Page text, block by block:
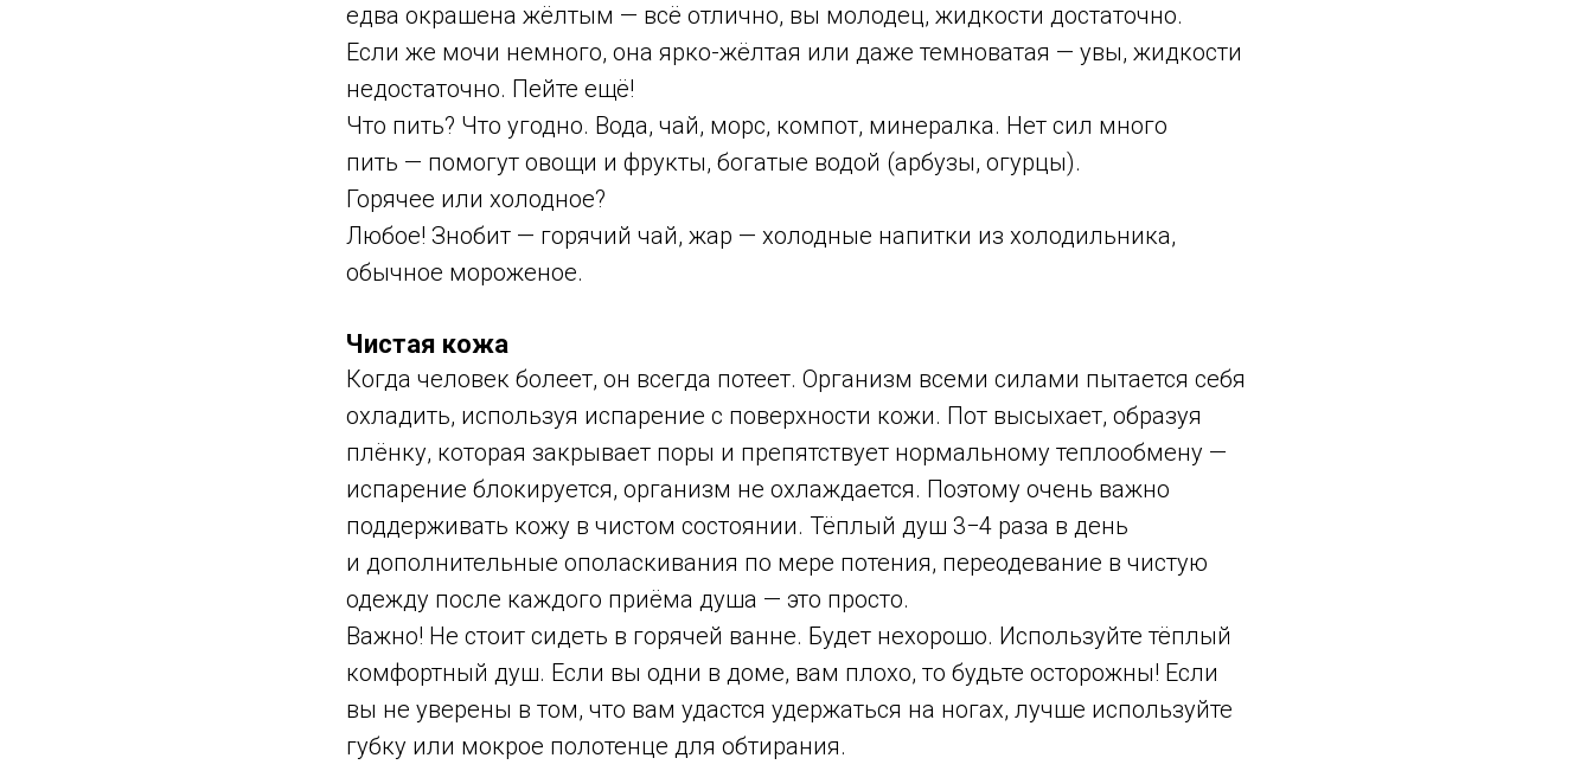
едва окрашена жёлтым — всё отлично, вы молодец, жидкости достаточно.
Если же мочи немного, она ярко-жёлтая или даже темноватая — увы, жидкости
недостаточно. Пейте ещё!
Что пить? Что угодно. Вода, чай, морс, компот, минералка. Нет сил много
пить — помогут овощи и фрукты, богатые водой (арбузы, огурцы).
Горячее или холодное?
Любое! Знобит — горячий чай, жар — холодные напитки из холодильника,
обычное мороженое.
Чистая кожа
Когда человек болеет, он всегда потеет. Организм всеми силами пытается себя
охладить, используя испарение с поверхности кожи. Пот высыхает, образуя
плёнку, которая закрывает поры и препятствует нормальному теплообмену —
испарение блокируется, организм не охлаждается. Поэтому очень важно
поддерживать кожу в чистом состоянии. Тёплый душ 3−4 раза в день
и дополнительные ополаскивания по мере потения, переодевание в чистую
одежду после каждого приёма душа — это просто.
Важно! Не стоит сидеть в горячей ванне. Будет нехорошо. Используйте тёплый
комфортный душ. Если вы одни в доме, вам плохо, то будьте осторожны! Если
вы не уверены в том, что вам удастся удержаться на ногах, лучше используйте
губку или мокрое полотенце для обтирания.